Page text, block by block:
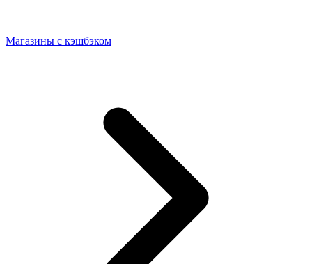
Магазины с кэшбэком